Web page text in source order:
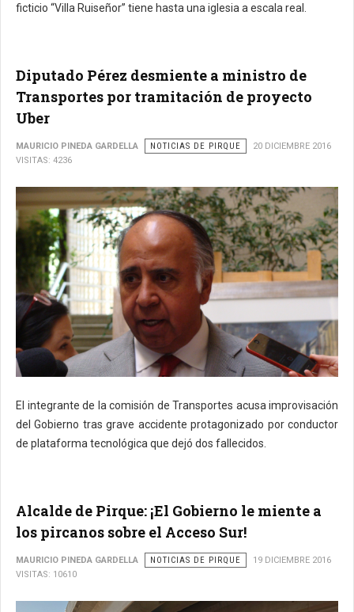
ficticio “Villa Ruiseñor” tiene hasta una iglesia a escala real.
Diputado Pérez desmiente a ministro de
Transportes por tramitación de proyecto
Uber
MAURICIO PINEDA GARDELLA NOTICIAS DE PIRQUE
20 DICIEMBRE 2016
VISITAS: 4236
El integrante de la comisión de Transportes acusa improvisación
del Gobierno tras grave accidente protagonizado por conductor
de plataforma tecnológica que dejó dos fallecidos.
Alcalde de Pirque: ¡El Gobierno le miente a
los pircanos sobre el Acceso Sur!
MAURICIO PINEDA GARDELLA NOTICIAS DE PIRQUE
19 DICIEMBRE 2016
VISITAS: 10610